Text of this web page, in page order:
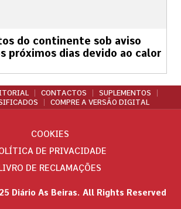
do continente sob aviso
próximos dias devido ao calor
CONTACTOS
SUPLEMENTOS
COMPRE A VERSÃO DIGITAL
Diário As Beiras. All Rights Reserved
COOKIES
DE PRIVACIDADE
DE RECLAMAÇÕES